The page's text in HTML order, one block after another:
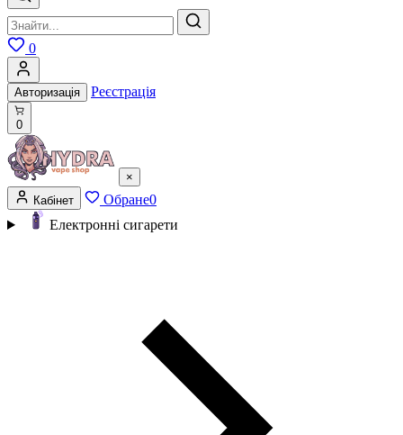
0
Авторизація Реєстрація
0
×
Кабінет
Обране0
Електронні сигарети